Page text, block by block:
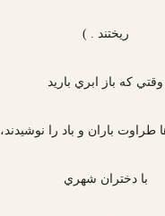
ريختند . )
وقتي كه باز ابري باريد
طراوت باران و باد را نوشيدند،
با دختران شهري